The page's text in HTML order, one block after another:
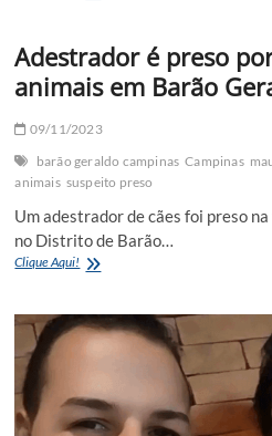
recuperado
no
Jardim
em
Adestrador é preso
animais em Barão
09/11/2023
barão geraldo campinas Campinas
animais suspeito preso
Um adestrador de cães foi preso
no Distrito de Barão…
Clique Aqui! Adestrador
por
maus-
animais
em